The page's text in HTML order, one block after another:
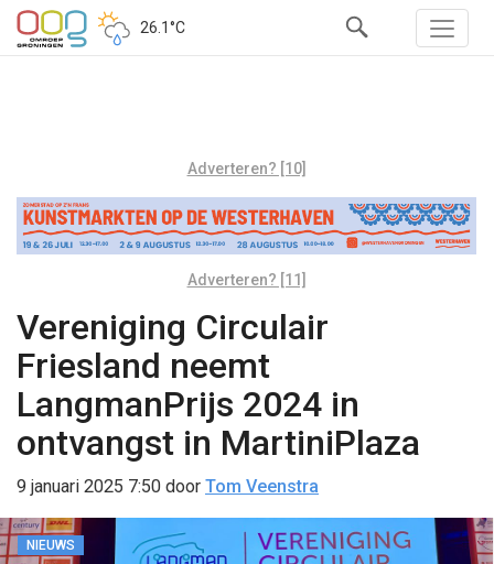
26.1°C
Adverteren? [10]
Adverteren? [11]
Vereniging Circulair
Friesland neemt
LangmanPrijs 2024 in
ontvangst in MartiniPlaza
9 januari 2025 7:50 door Tom Veenstra
NIEUWS